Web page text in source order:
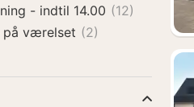
- indtil 14.00 (12)
på værelset (2)